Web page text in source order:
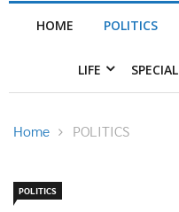
HOME POLITICS
LIFE SPECIAL
Home POLITICS
POLITICS